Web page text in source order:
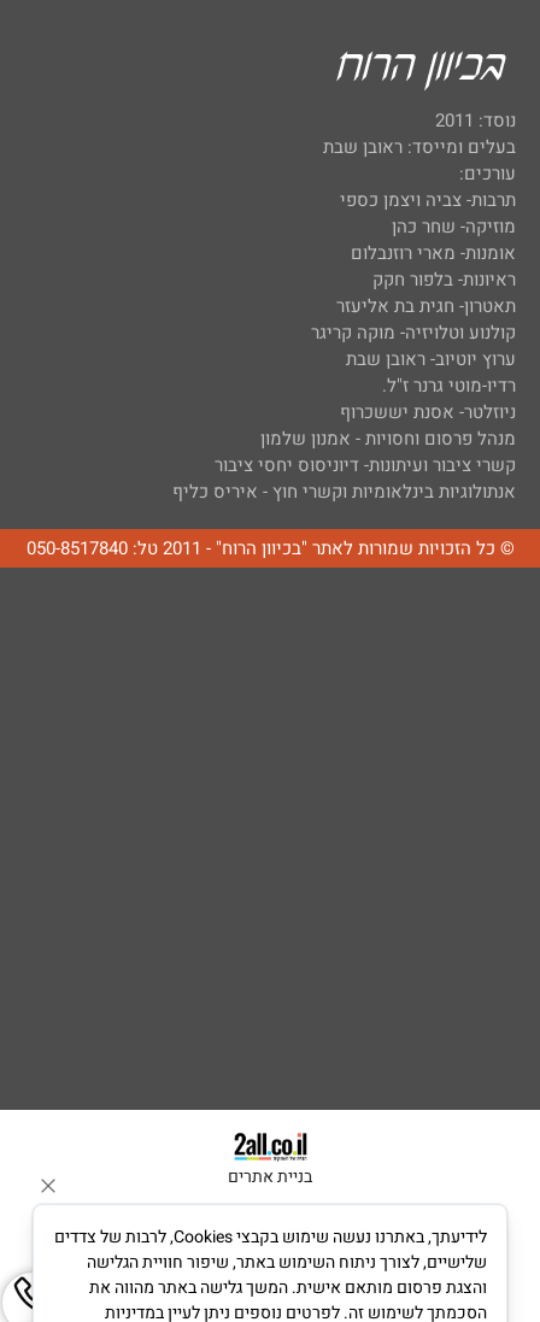
נוסד: 2011
בעלים ומייסד: ראובן שבת
עורכים:
תרבות- צביה ויצמן כספי
מוזיקה- שחר כהן
אומנות- מארי רוזנבלום
ראיונות- בלפור חקק
תאטרון- חגית בת אליעזר
קולנוע וטלויזיה- מוקה קריגר
ערוץ יוטיוב- ראובן שבת
רדיו-מוטי גרנר ז"ל.
ניוזלטר- אסנת יששכרוף
מנהל פרסום וחסויות - אמנון שלמון
קשרי ציבור ועיתונות- דיוניסוס יחסי ציבור
אנתולוגיות בינלאומיות וקשרי חוץ - איריס כליף
© כל הזכויות שמורות לאתר "בכיוון הרוח" - 2011 טל: 050-8517840
בניית אתרים
לידיעתך, באתרנו נעשה שימוש בקבצי Cookies, לרבות של צדדים
שלישיים, לצורך ניתוח השימוש באתר, שיפור חוויית הגלישה
והצגת פרסום מותאם אישית. המשך גלישה באתר מהווה את
הסכמתך לשימוש זה. לפרטים נוספים ניתן לעיין במדיניות